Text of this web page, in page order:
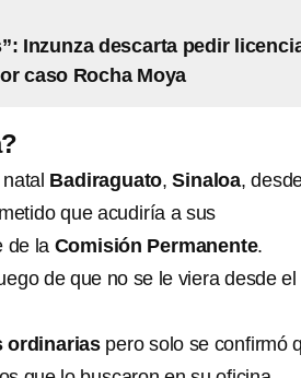
Inzunza descarta pedir
caso Rocha Moya
Badiraguato,Sinaloa,
que acudiría a sus
de la Comisión Permanente.
de que no se le viera desde el
ordinarias pero solo se confirmó